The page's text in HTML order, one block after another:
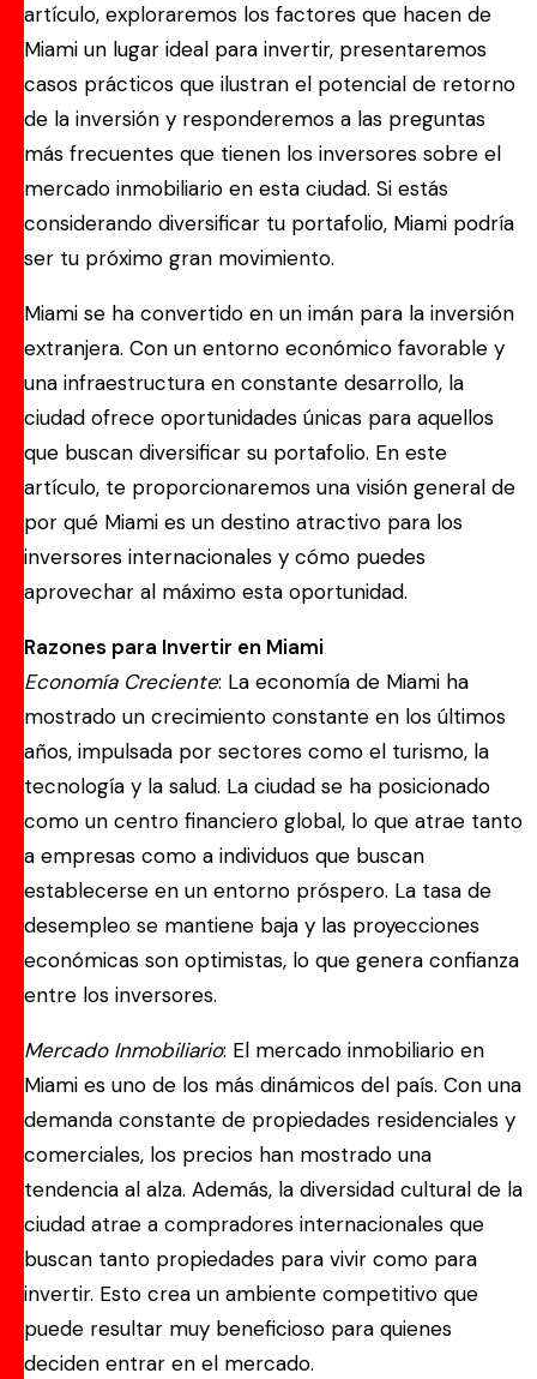
artículo, exploraremos los factores que hacen de
Miami un lugar ideal para invertir, presentaremos
casos prácticos que ilustran el potencial de retorno
de la inversión y responderemos a las preguntas
más frecuentes que tienen los inversores sobre el
mercado inmobiliario en esta ciudad. Si estás
considerando diversificar tu portafolio, Miami podría
ser tu próximo gran movimiento.
Miami se ha convertido en un imán para la inversión
extranjera. Con un entorno económico favorable y
una infraestructura en constante desarrollo, la
ciudad ofrece oportunidades únicas para aquellos
que buscan diversificar su portafolio. En este
artículo, te proporcionaremos una visión general de
por qué Miami es un destino atractivo para los
inversores internacionales y cómo puedes
aprovechar al máximo esta oportunidad.
Razones para Invertir en Miami
Economía Creciente: La economía de Miami ha
mostrado un crecimiento constante en los últimos
años, impulsada por sectores como el turismo, la
tecnología y la salud. La ciudad se ha posicionado
como un centro financiero global, lo que atrae tanto
a empresas como a individuos que buscan
establecerse en un entorno próspero. La tasa de
desempleo se mantiene baja y las proyecciones
económicas son optimistas, lo que genera confianza
entre los inversores.
Mercado Inmobiliario: El mercado inmobiliario en
Miami es uno de los más dinámicos del país. Con una
demanda constante de propiedades residenciales y
comerciales, los precios han mostrado una
tendencia al alza. Además, la diversidad cultural de la
ciudad atrae a compradores internacionales que
buscan tanto propiedades para vivir como para
invertir. Esto crea un ambiente competitivo que
puede resultar muy beneficioso para quienes
deciden entrar en el mercado.